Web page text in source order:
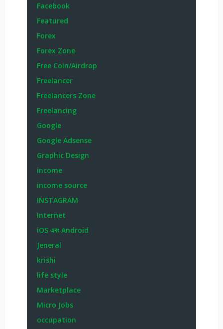
Facebook
Featured
Forex
Forex Zone
Free Coin/Airdrop
Freelancer
Freelancers Zone
Freelancing
Google
Google Adsense
Graphic Design
income
income source
INSTAGRAM
Internet
iOS এবং Android
Jeneral
krishi
life style
Marketplace
Micro Jobs
occupation